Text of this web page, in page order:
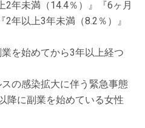
2年未満（14.4％）』『6ヶ月
年以上3年未満（8.2％）』
を始めてから3年以上経つ
の感染拡大に伴う緊急事態
降に副業を始めている女性